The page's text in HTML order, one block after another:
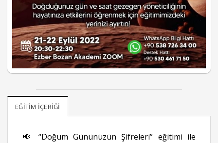
EĞITIM İÇERIĞI
📢 “Doğum Gününüzün Şifreleri” eğitimi ile